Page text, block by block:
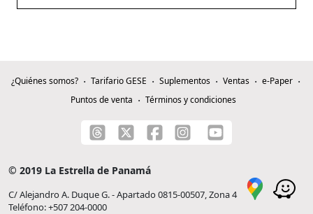
¿Quiénes somos? Tarifario GESE Suplementos Ventas
e-Paper
Puntos de venta
Términos y condiciones
© 2019 La Estrella de Panamá
C/ Alejandro A. Duque G. - Apartado 0815-00507, Zona 4
Teléfono: +507 204-0000